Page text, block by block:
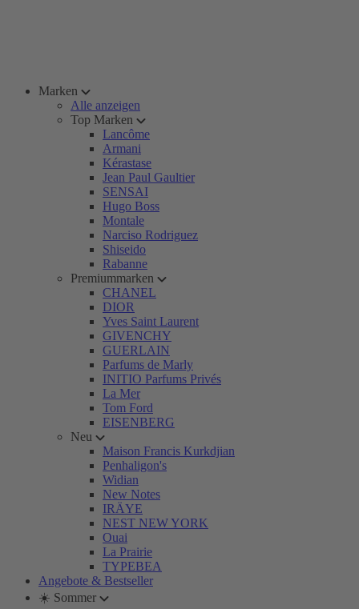
Marken
Alle anzeigen
Top Marken
Lancôme
Armani
Kérastase
Jean Paul Gaultier
SENSAI
Hugo Boss
Montale
Narciso Rodriguez
Shiseido
Rabanne
Premiummarken
CHANEL
DIOR
Yves Saint Laurent
GIVENCHY
GUERLAIN
Parfums de Marly
INITIO Parfums Privés
La Mer
Tom Ford
EISENBERG
Neu
Maison Francis Kurkdjian
Penhaligon's
Widian
New Notes
IRÄYE
NEST NEW YORK
Ouai
La Prairie
TYPEBEA
Angebote & Bestseller
☀️ Sommer